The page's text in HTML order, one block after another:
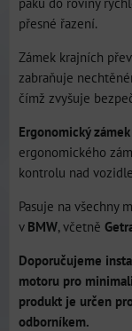
přesné řazení.
Zámek krajních
zabraňuje
čímž zvyšuje
Ergonomický
ergonomického
kontrolu nad
Pasuje na všechny
v BMW, včetně
Doporučujeme
motoru pro
produkt je určen
odborníkem.